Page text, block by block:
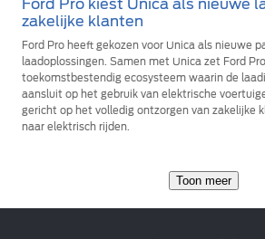
Ford Pro kiest Unica als nieuwe
zakelijke klanten
Ford Pro heeft gekozen voor Unica als nieuwe
laadoplossingen. Samen met Unica zet Ford
toekomstbestendig ecosysteem waarin de
aansluit op het gebruik van elektrische
gericht op het volledig ontzorgen van zakelijke
naar elektrisch rijden.
Toon meer